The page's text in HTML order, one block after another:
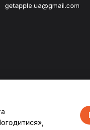
getapple.ua@gmail.com